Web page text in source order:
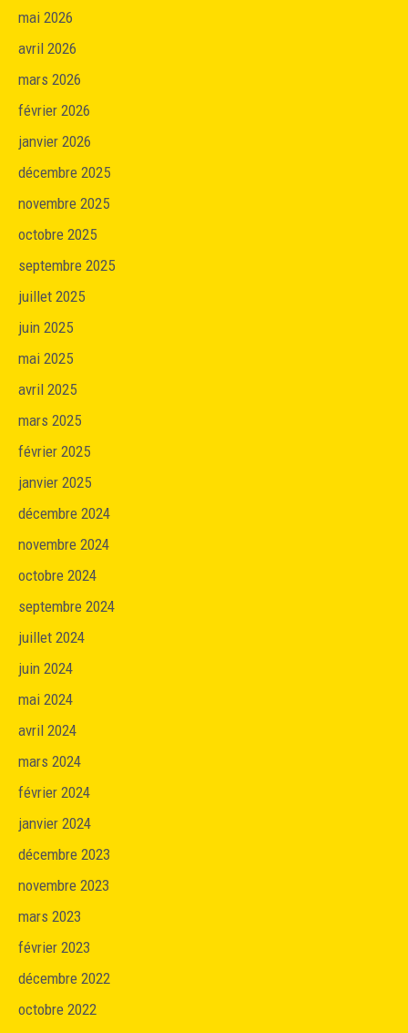
mai 2026
avril 2026
mars 2026
février 2026
janvier 2026
décembre 2025
novembre 2025
octobre 2025
septembre 2025
juillet 2025
juin 2025
mai 2025
avril 2025
mars 2025
février 2025
janvier 2025
décembre 2024
novembre 2024
octobre 2024
septembre 2024
juillet 2024
juin 2024
mai 2024
avril 2024
mars 2024
février 2024
janvier 2024
décembre 2023
novembre 2023
mars 2023
février 2023
décembre 2022
octobre 2022